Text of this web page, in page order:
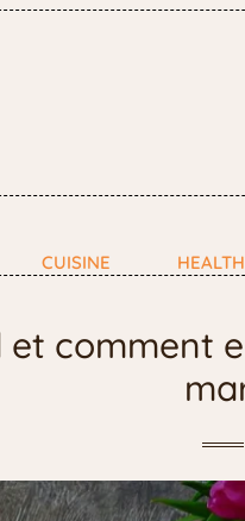
CUISINE
et comment